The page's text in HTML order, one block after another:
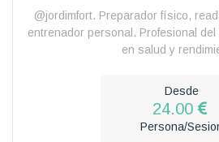
@jordimfort. Preparador físico,
entrenador personal. Profesional
en salud y
Desde
24.00
Persona/